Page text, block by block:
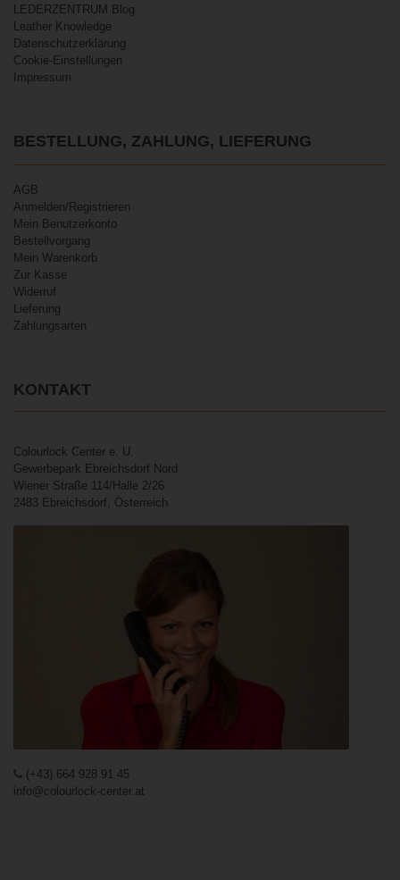
LEDERZENTRUM Blog
Leather Knowledge
Datenschutzerklärung
Cookie-Einstellungen
Impressum
BESTELLUNG, ZAHLUNG, LIEFERUNG
AGB
Anmelden/Registrieren
Mein Benutzerkonto
Bestellvorgang
Mein Warenkorb
Zur Kasse
Widerruf
Lieferung
Zahlungsarten
KONTAKT
Colourlock Center e. U.
Gewerbepark Ebreichsdorf Nord
Wiener Straße 114/Halle 2/26
2483 Ebreichsdorf, Österreich
(+43) 664 928 91 45
info@colourlock-center.at